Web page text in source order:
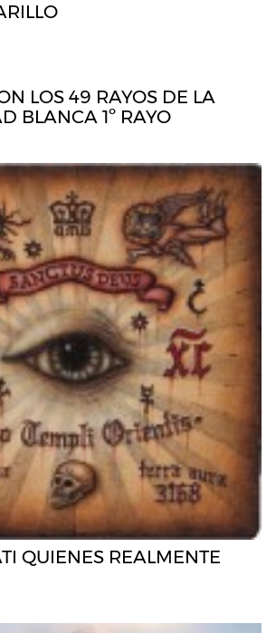
LOS 49 RAYOS DE LA
BLANCA 1º RAYO
QUIENES REALMENTE